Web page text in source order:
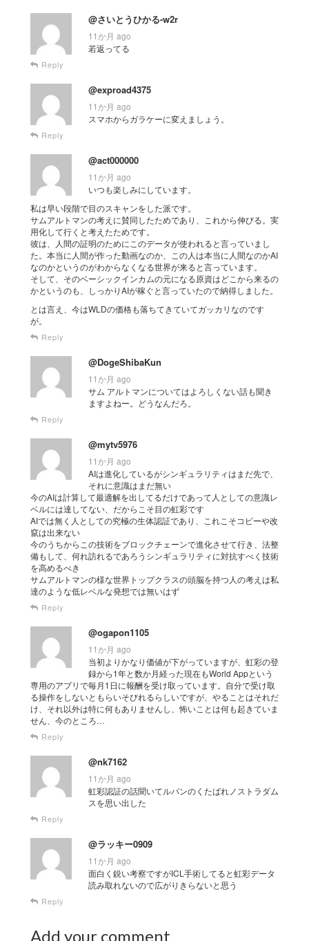
@さいとうひかる-w2r
11か月 ago
若返ってる
Reply
@exproad4375
11か月 ago
スマホからガラケーに変えましょう。
Reply
@act000000
11か月 ago
いつも楽しみにしています。
私は早い段階で目のスキャンをした派です。
サムアルトマンの考えに賛同したためであり、これから伸びる。実
用化して行くと考えたためです。
彼は、人間の証明のためにこのデータが使われると言っていまし
た。本当に人間が作った動画なのか、この人は本当に人間なのかAI
なのかというのがわからなくなる世界が来ると言っています。
そして、そのベーシックインカムの元になる原資はどこから来るの
かというのも、しっかりAIが稼ぐと言っていたので納得しました。
とは言え、今はWLDの価格も落ちてきていてガッカリなのです
が。
Reply
@DogeShibaKun
11か月 ago
サム アルトマンについてはよろしくない話も聞き
ますよねー。どうなんだろ。
Reply
@mytv5976
11か月 ago
AIは進化しているがシンギュラリティはまだ先で、
それに意識はまだ無い
今のAIは計算して最適解を出してるだけであって人としての意識レ
ベルには達してない、だからこそ目の虹彩です
AIでは無く人としての究極の生体認証であり、これこそコピーや改
竄は出来ない
今のうちからこの技術をブロックチェーンで進化させて行き、法整
備もして、何れ訪れるであろうシンギュラリティに対抗すべく技術
を高めるべき
サムアルトマンの様な世界トップクラスの頭脳を持つ人の考えは私
達のような低レベルな発想では無いはず
Reply
@ogapon1105
11か月 ago
当初よりかなり価値が下がっていますが、虹彩の登
録から1年と数か月経った現在もWorld Appという
専用のアプリで毎月1日に報酬を受け取っています。自分で受け取
る操作をしないともらいそびれるらしいですが、やることはそれだ
け、それ以外は特に何もありませんし、怖いことは何も起きていま
せん、今のところ…
Reply
@nk7162
11か月 ago
虹彩認証の話聞いてルパンのくたばれノストラダム
スを思い出した
Reply
@ラッキー0909
11か月 ago
面白く鋭い考察ですがICL手術してると虹彩データ
読み取れないので広がりきらないと思う
Reply
Add your comment